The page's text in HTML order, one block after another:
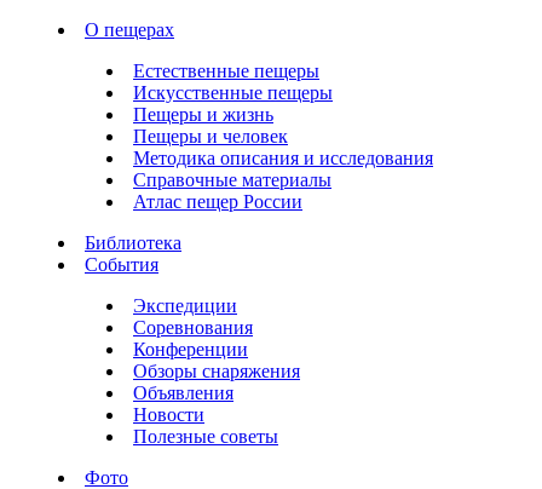
О пещерах
Естественные пещеры
Искусственные пещеры
Пещеры и жизнь
Пещеры и человек
Методика описания и исследования
Справочные материалы
Атлас пещер России
Библиотека
События
Экспедиции
Соревнования
Конференции
Обзоры снаряжения
Объявления
Новости
Полезные советы
Фото